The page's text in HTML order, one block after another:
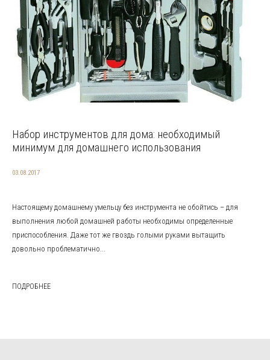
Набор инструментов для дома: необходимый
минимум для домашнего использования
03.08.2017
Настоящему домашнему умельцу без инструмента не обойтись – для
выполнения любой домашней работы необходимы определенные
приспособления. Даже тот же гвоздь голыми руками вытащить
довольно проблематично...
ПОДРОБНЕЕ